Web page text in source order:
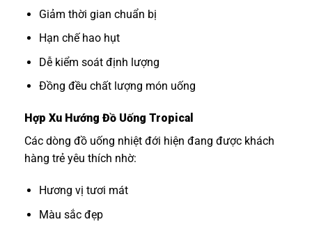
Giảm thời gian chuẩn bị
Hạn chế hao hụt
Dễ kiểm soát định lượng
Đồng đều chất lượng món uống
Hợp Xu Hướng Đồ Uống Tropical
Các dòng đồ uống nhiệt đới hiện đang được khách
hàng trẻ yêu thích nhờ:
Hương vị tươi mát
Màu sắc đẹp